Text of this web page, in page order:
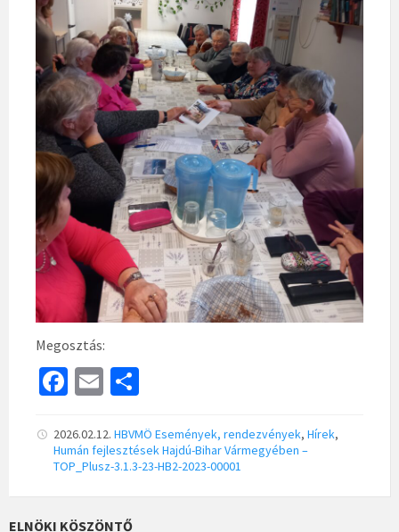
Megosztás:
Fa
b
o
o
k
E
ai
l
ar
e
2026.02.12. HBVMÖ Események, rendezvények, Hírek,
Humán fejlesztések Hajdú-Bihar Vármegyében –
TOP_Plusz-3.1.3-23-HB2-2023-00001
ELNÖKI KÖSZÖNTŐ